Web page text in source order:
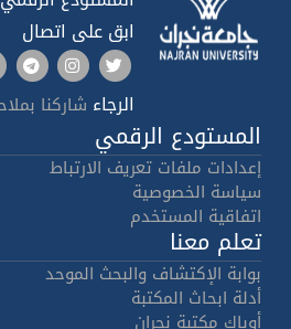
ابق على اتصال
الرجاء شاركنا
المستودع الرقمي
إعدادات ملفات تعريف الارتباط
سياسة الخصوصية
اتفاقية المستخدم
تعلم معنا
بوابة الإكتشاف والبحث الموحد
أدلة ابحاث المكتبة
أوباك مكتبة نجران